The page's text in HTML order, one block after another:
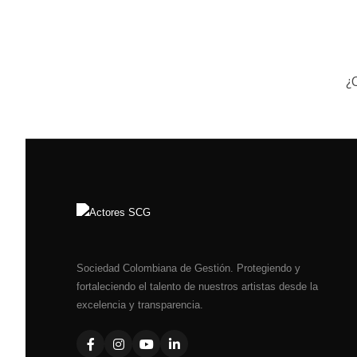
Sociedad Colombiana de Gestión. Protegiendo y
fortaleciendo el talento de nuestros artistas desde la
excelencia y transparencia.